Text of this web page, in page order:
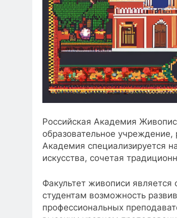
Российская Академия
образовательное
Академия специализируется
искусства, сочетая
Факультет живописи
студентам возможность
профессиональных